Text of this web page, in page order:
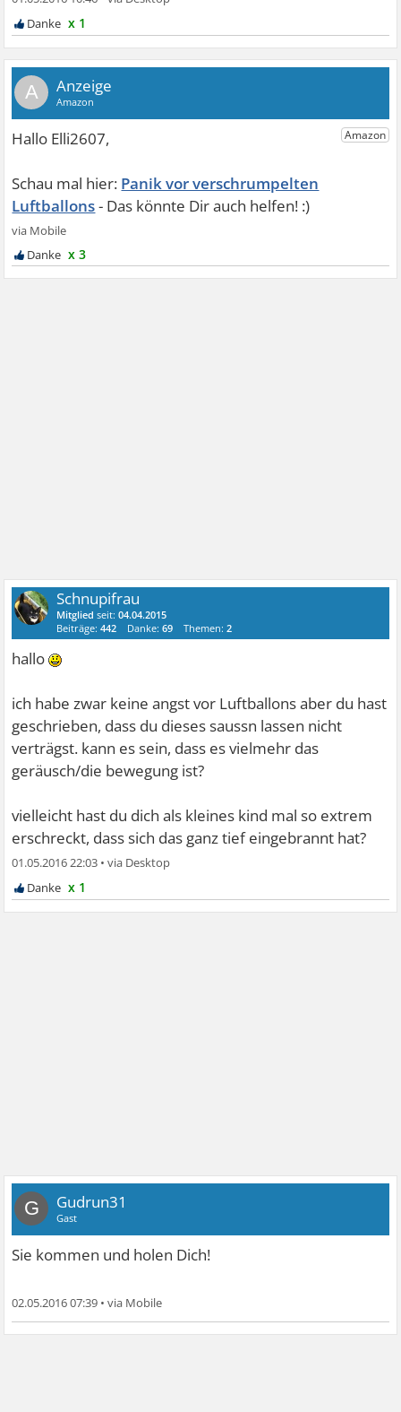
x 1
A
Panik vor verschrumpelten
Luftballons
x 3
Schnupifrau
Mitglied seit:04.04.2015
Beiträge:442 Danke:69 Themen:2
hallo
ich habe zwar keine angst vor Luftballons aber du hast
geschrieben, dass du dieses saussn lassen nicht
verträgst. kann es sein, dass es vielmehr das
geräusch/die bewegung ist?
vielleicht hast du dich als kleines kind mal so extrem
erschreckt, dass sich das ganz tief eingebrannt hat?
01.05.2016 22:03 •
x 1
G Gudrun31
Gast
Sie kommen und holen Dich!
02.05.2016 07:39 •